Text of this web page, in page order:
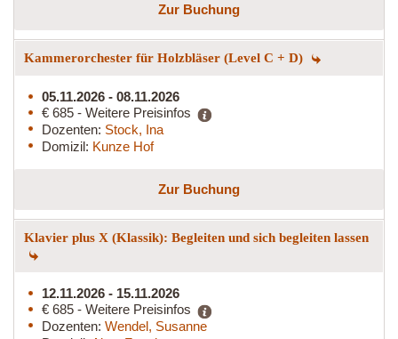
Zur Buchung
Kammerorchester für Holzbläser (Level C + D)
05.11.2026 - 08.11.2026
€ 685 - Weitere Preisinfos
Dozenten: Stock, Ina
Domizil: Kunze Hof
Zur Buchung
Klavier plus X (Klassik): Begleiten und sich begleiten lassen
12.11.2026 - 15.11.2026
€ 685 - Weitere Preisinfos
Dozenten: Wendel, Susanne